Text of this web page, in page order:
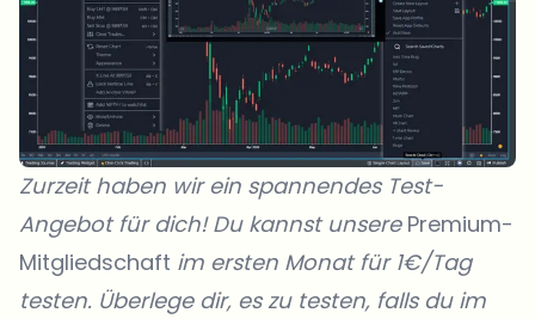
Zurzeit haben wir ein spannendes Test-
Angebot für dich! Du kannst unsere Premium-
Mitgliedschaft im ersten Monat für 1€/Tag
testen. Überlege dir, es zu testen, falls du im